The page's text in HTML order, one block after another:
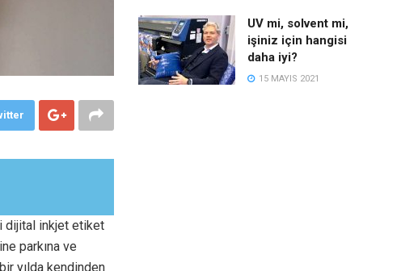
dijital inkjet etiket
parkına ve
yılda kendinden
UV mi, solvent mi,
işiniz için hangisi
daha iyi?
15 MAYIS 2021